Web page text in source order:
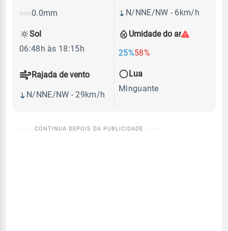
0.0mm
Umidade do ar
25%58%
N/NNE/NW - 6km/h
Rajada de vento
N/NNE/NW - 29km/h
Sol
06:48h às 18:15h
Lua
Minguante